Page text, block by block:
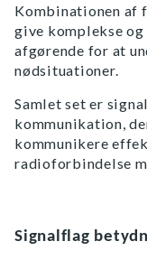
Kombinationen af
give komplekse
afgørende for at
nødsituationer.
Samlet set er
kommunikation,
kommunikere
radioforbindelse
Signalflag